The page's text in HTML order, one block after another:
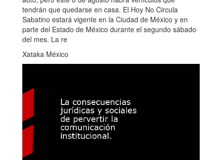
tendrán que quedarse en casa. El Hoy No Circula
Sabatino estará vigente en la Ciudad de México y en
parte del Estado de México durante el segundo sábado
del mes. La re
Xataka México